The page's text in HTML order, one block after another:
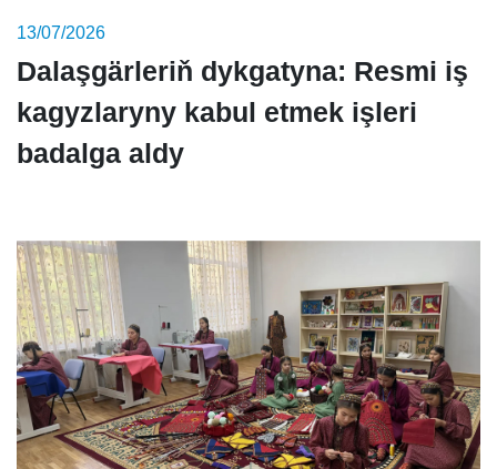
13/07/2026
Dalaşgärleriň dykgatyna: Resmi iş
kagyzlaryny kabul etmek işleri
badalga aldy